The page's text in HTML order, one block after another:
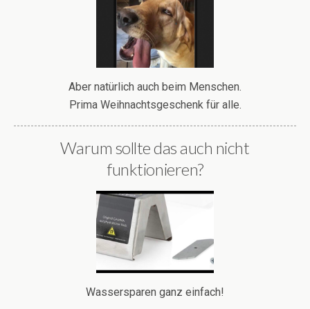
Mehr bescheuerte Produkte:
Aber natürlich auch beim Menschen.
Prima Weihnachtsgeschenk für alle.